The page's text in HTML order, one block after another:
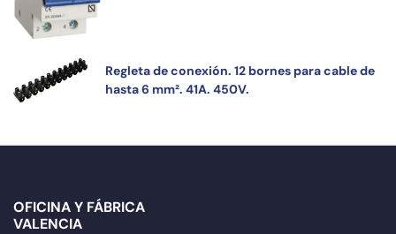
Regleta de conexión. 12 bornes para cable de
hasta 6 mm². 41A. 450V.
OFICINA Y FÁBRICA
VALENCIA